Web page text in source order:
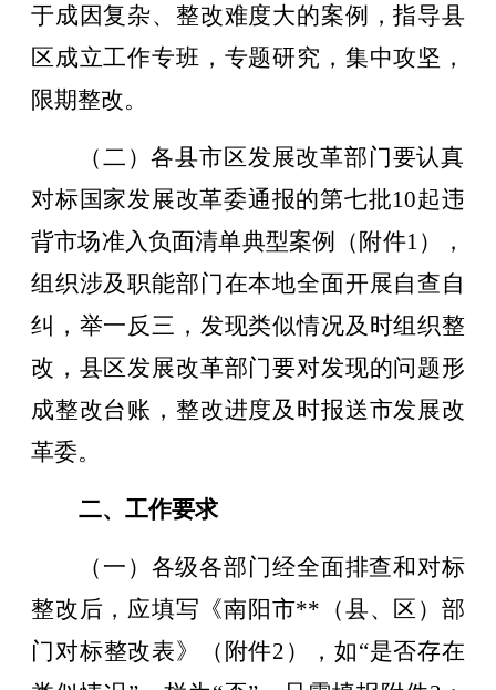
于成因复杂、整改难度大的案例，指导县
区成立工作专班，专题研究，集中攻坚，
限期整改。
（二）各县市区发展改革部门要认真
对标国家发展改革委通报的第七批10起违
背市场准入负面清单典型案例（附件1）
，
组织涉及职能部门在本地全面开展自查自
纠，举一反三，发现类似情况及时组织整
改，县区发展改革部门要对发现的问题形
成整改台账，整改进度及时报送市发展改
革委。
二、工作要求
（一）各级各部门经全面排查和对标
整改后，应填写《南阳市**（县、区）部
门对标整改表》（附件2），如“是否存在